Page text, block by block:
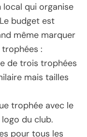
local qui organise
budget est
même marquer
trophées :
de trois trophées
mais tailles
trophée avec le
du club.
pour tous les